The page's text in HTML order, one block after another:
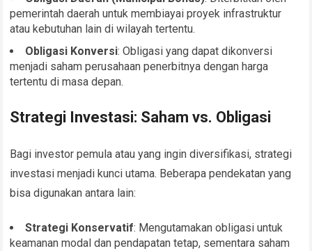
pemerintah daerah untuk membiayai proyek infrastruktur
atau kebutuhan lain di wilayah tertentu.
Obligasi Konversi: Obligasi yang dapat dikonversi
menjadi saham perusahaan penerbitnya dengan harga
tertentu di masa depan.
Strategi Investasi: Saham vs. Obligasi
Bagi investor pemula atau yang ingin diversifikasi, strategi
investasi menjadi kunci utama. Beberapa pendekatan yang
bisa digunakan antara lain:
Strategi Konservatif: Mengutamakan obligasi untuk
keamanan modal dan pendapatan tetap, sementara saham